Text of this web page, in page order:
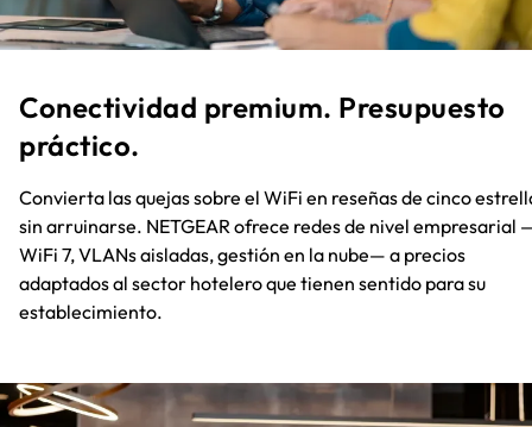
Conectividad premium. Presupuesto
práctico.
Convierta las quejas sobre el WiFi en reseñas de cinco
sin arruinarse. NETGEAR ofrece redes de nivel empresarial
WiFi 7, VLANs aisladas, gestión en la nube— a precios
adaptados al sector hotelero que tienen sentido para su
establecimiento.​